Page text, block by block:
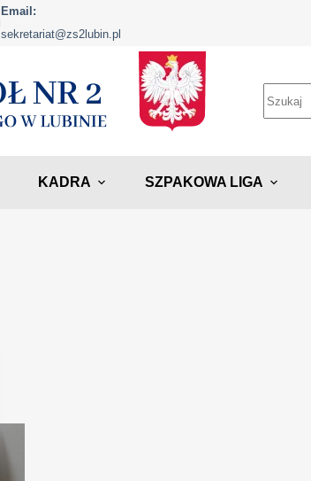
Email:
sekretariat@zs2lubin.pl
KADRA SZPAKOWA LIGA